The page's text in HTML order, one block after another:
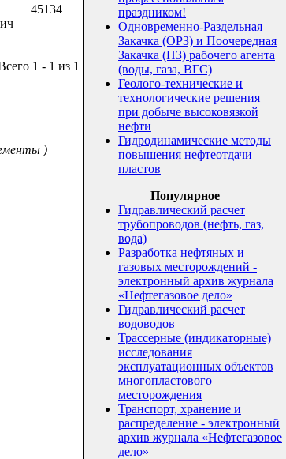
45134
1 - 1 из 1
)
праздником!
Одновременно-Раздельная
Закачка (ОРЗ) и Поочередная
Закачка (ПЗ) рабочего агента
(воды, газа, ВГС)
Геолого-технические и
технологические решения
при добыче высоковязкой
нефти
Гидродинамические методы
повышения нефтеотдачи
пластов
Популярное
Гидравлический расчет
трубопроводов (нефть, газ,
вода)
Разработка нефтяных и
газовых месторождений -
электронный архив журнала
«Нефтегазовое дело»
Гидравлический расчет
водоводов
Трассерные (индикаторные)
исследования
эксплуатационных объектов
многопластового
месторождения
Транспорт, хранение и
распределение - электронный
архив журнала «Нефтегазовое
дело»